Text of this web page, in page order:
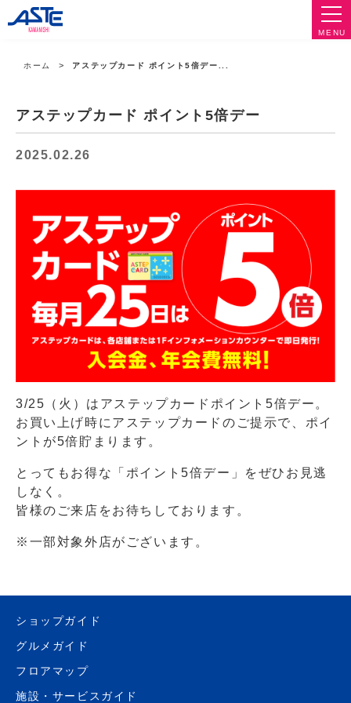
MENU
ホーム アステップカード ポイント5倍デー...
アステップカード ポイント5倍デー
2025.02.26
3/25（火）はアステップカードポイント5倍デー。
お買い上げ時にアステップカードのご提示で、ポイ
ントが5倍貯まります。
とってもお得な「ポイント5倍デー」をぜひお見逃
しなく。
皆様のご来店をお待ちしております。
※一部対象外店がございます。
ショップガイド
グルメガイド
フロアマップ
施設・サービスガイド